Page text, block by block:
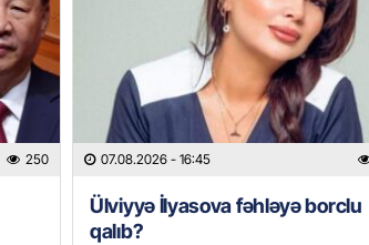
250 07.08.2026 - 16:45
Ülviyyə İlyasova fəhləyə borclu
qalıb?